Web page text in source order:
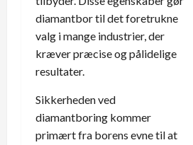
diamantbor til det foretrukne
valg i mange industrier, der
kræver præcise og pålidelige
resultater.
Sikkerheden ved
diamantboring kommer
primært fra borens evne til at